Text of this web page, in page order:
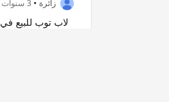
زائرة • 3 سنوات
لاب توب للبيع في